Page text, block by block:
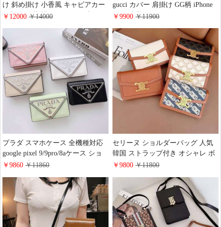
け 斜め掛け 小香風 キャビアカー
ド収納 羊革 横開き ボタン式
恋人へのプレゼント送料無料 サイ
ズ 17.5*11*3.5cm
￥12000￥14000
gucci カバー 肩掛け GG柄 iPhone
11pro携帯ケース グッチ galaxynote
iphone12/12 mini gucciケース 上品
GG アイフォン 12Promax スマホ
ケース
￥9900￥11900
プラダ スマホケース 全機種対応
google pixel 9/9pro/8aケース ショ
ルダー 流行り prada
ス チェーンバッグ レデイース 人
気 ギャラクシー ZFold5/ZFlip 5ケ
ース レザー 画面保護 耐衝撃
￥9860￥11860
セリーヌ ショルダーバッグ 人気
韓国 ストラップ付き オシャレ ボ
タン式 ショルダーバッグ CELINE
￥9800￥11800